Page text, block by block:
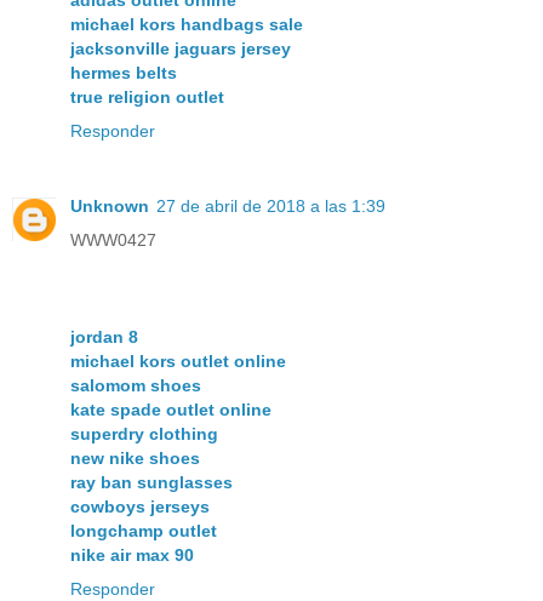
michael kors handbags sale
jacksonville jaguars jersey
hermes belts
true religion outlet
Responder
Unknown 27 de abril de 2018 a las 1:39
WWW0427
jordan 8
michael kors outlet online
salomom shoes
kate spade outlet online
superdry clothing
new nike shoes
ray ban sunglasses
cowboys jerseys
longchamp outlet
nike air max 90
Responder